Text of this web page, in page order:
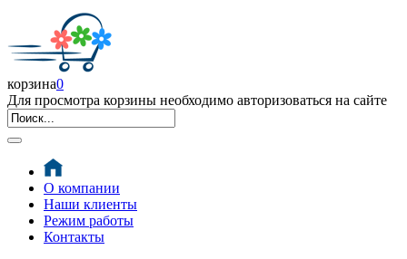
корзина0
Для просмотра корзины необходимо авторизоваться на сайте
О компании
Наши клиенты
Режим работы
Контакты